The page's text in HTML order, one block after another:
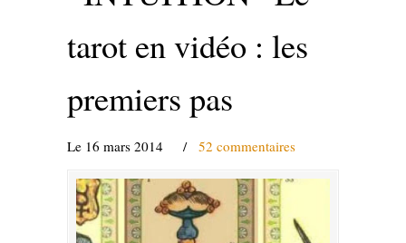
tarot en vidéo : les
premiers pas
Le 16 mars 2014 / 52 commentaires